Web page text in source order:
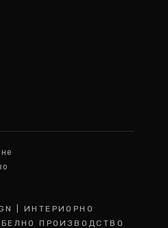
| ИНТЕРИОРНО
ПРОИЗВОДСТВО